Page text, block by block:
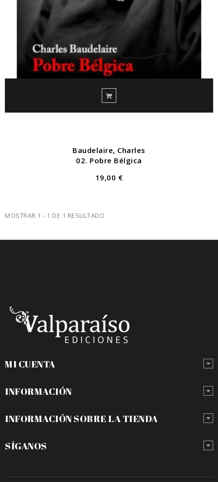
Baudelaire, Charles
02. Pobre Bélgica
19,00 €
MOSTRAR 1 - 1 DE 1 RESULTADO
MI CUENTA
INFORMACIÓN
INFORMACIÓN SOBRE LA TIENDA
SÍGANOS